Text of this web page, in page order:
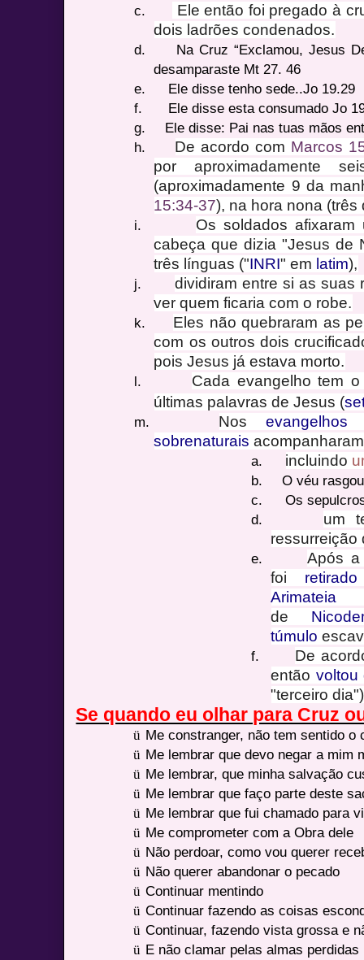
c.
Ele então foi pregado à
dois ladrões condenados.
d.
Na Cruz “Exclamou, Jesus
desamparaste Mt 27. 46
e.
Ele disse tenho sede..Jo 19.29
f.
Ele disse esta consumado Jo
g.
Ele disse: Pai nas tuas mãos
h.
De acordo com Marcos
por aproximadamente
(aproximadamente 9 da
15:34-37), na hora nona (três
i.
Os soldados
cabeça que dizia "Jesus de
três línguas ("INRI" em latim),
j.
dividiram entre si as suas
ver quem ficaria com o robe.
k.
Eles não quebraram as
com os outros dois
pois Jesus já estava morto.
l.
Cada evangelho tem
últimas palavras de Jesus (
m. Nos
evangelhos
sobrenaturais
a. incluindo
b.
O véu
c.
Os
d.
um
ressurreição
e.
Após
foi
Arimateia
de
túmulo
f.
De
então voltou
"terceiro
Se quando eu olhar para Cruz
ü Me constranger, não tem sentido o
ü Me lembrar que devo negar a mim
ü Me lembrar, que minha salvação
ü Me lembrar que faço parte deste
ü Me lembrar que fui chamado para
ü Me comprometer com a Obra dele
ü Não perdoar, como vou querer
ü Não querer abandonar o pecado
ü Continuar mentindo
ü Continuar fazendo as coisas
ü Continuar, fazendo vista grossa e
ü E não clamar pelas almas perdidas